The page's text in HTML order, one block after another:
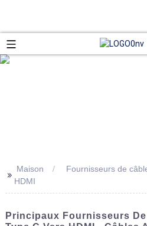
>> Maison
Fournisseurs de
HDMI
Principaux Fournisseurs